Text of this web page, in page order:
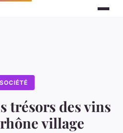
SOCIÉTÉ
trésors des vins
village